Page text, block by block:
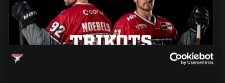
TRIKOTS
TRIKOTS
TRIKOTS